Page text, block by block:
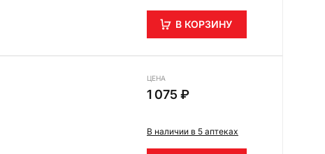
В КОРЗИНУ
ЦЕНА
1 075 ₽
В наличии в 5 аптеках